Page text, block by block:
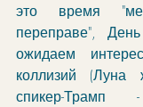
это время
переправе",
ожидаем
коллизий
спикер-